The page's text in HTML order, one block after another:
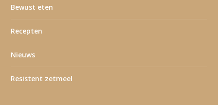
Bewust eten
Recepten
Nieuws
Resistent zetmeel